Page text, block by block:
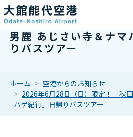
2026年6月28日（日）
男鹿 あじさい寺＆ナマ
りバスツアー
ホーム
空港からのお知らせ
2026年6月28日（日）限定！「秋
ハゲ紀行」日帰りバスツアー